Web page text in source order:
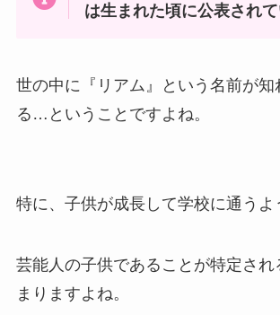
は生まれた頃に公表されて
世の中に『リアム』という名前が知
る…ということですよね。
特に、子供が成長して学校に通う
芸能人の子供であることが特定され
まりますよね。